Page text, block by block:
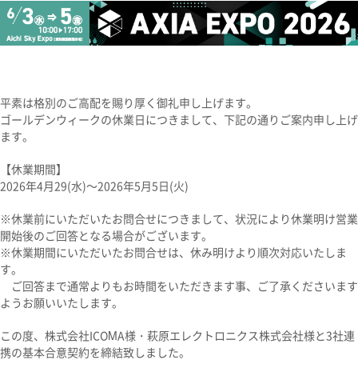
平素は格別のご高配を賜り厚く御礼申し上げます。
ゴールデンウィークの休業日につきまして、下記の通りご案内申し上げ
ます。
【休業期間】
2026年4月29(水)～2026年5月5日(火)
※休業前にいただいたお問合せにつきまして、状況により休業明け営業
開始後のご回答となる場合がございます。
※休業期間にいただいたお問合せは、休み明けより順次対応いたしま
す。
ご回答まで通常よりもお時間をいただきます事、ご了承くださいます
ようお願いいたします。
この度、株式会社ICOMA様・萩原エレクトロニクス株式会社様と3社連
携の基本合意契約を締結致しました。